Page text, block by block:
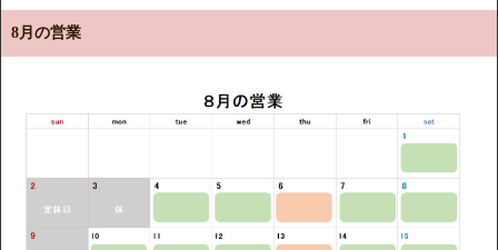
8月の営業